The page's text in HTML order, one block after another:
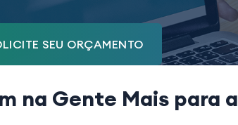
SEU ORÇAMENTO
na Gente Maispara a